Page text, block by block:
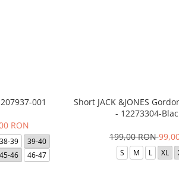
001
RON
38-39
39-40
45-46 46-47
Short JACK &JONES
- 12273304-
199,00 RON
S M L XL